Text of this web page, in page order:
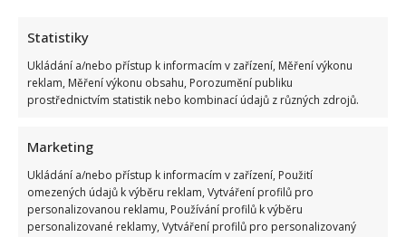
Statistiky
Ukládání a/nebo přístup k informacím v zařízení, Měření výkonu
reklam, Měření výkonu obsahu, Porozumění publiku
prostřednictvím statistik nebo kombinací údajů z různých zdrojů.
Marketing
Ukládání a/nebo přístup k informacím v zařízení, Použití
omezených údajů k výběru reklam, Vytváření profilů pro
personalizovanou reklamu, Používání profilů k výběru
personalizované reklamy, Vytváření profilů pro personalizovaný
paní
Dárky
přitom
měly
být
děti
„Pod stromečkem jsem neměla jediný dárek,“ říká
paní Jana. Ještě více ji manžel zklamal nabídnutými
penězi
Lenka Marousková 28. 12. 2025